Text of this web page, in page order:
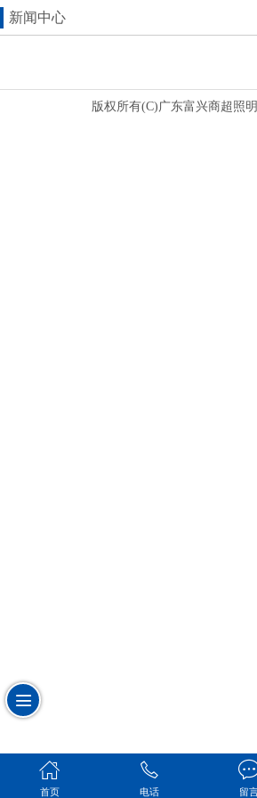
新闻中心
版权所有(C)广东富兴商超照
首页 电话 留